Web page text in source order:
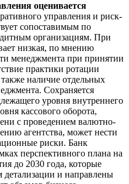
оценивается
управления и риск-
сопоставимым по
организациям. При
низкая, по мнению
менеджмента при принятии
практики ротации
наличие отдельных
Сохраняется
уровня внутреннего
кассового оборота,
с проведением валютно-
агентства, может нести
риски. Банк
перспективного плана на
до 2030 года, которые
и направлены